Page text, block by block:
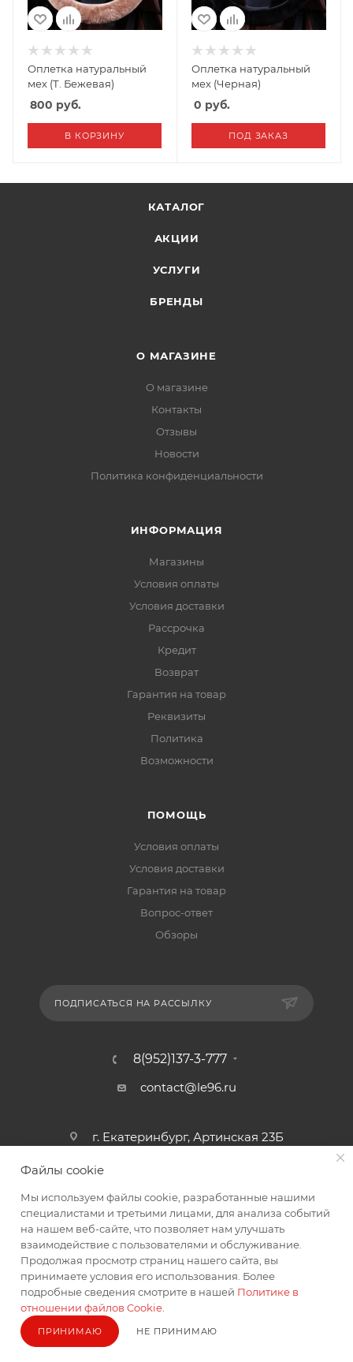
Оплетка натуральный
мех (Т. Бежевая)
800 руб.
В КОРЗИНУ
Оплетка натуральный
мех (Черная)
0 руб.
ПОД ЗАКАЗ
КАТАЛОГ
АКЦИИ
УСЛУГИ
БРЕНДЫ
О МАГАЗИНЕ
О магазине
Контакты
Отзывы
Новости
Политика конфиденциальности
ИНФОРМАЦИЯ
Магазины
Условия оплаты
Условия доставки
Рассрочка
Кредит
Возврат
Гарантия на товар
Реквизиты
Политика
Возможности
ПОМОЩЬ
Условия оплаты
Условия доставки
Гарантия на товар
Вопрос-ответ
Обзоры
ПОДПИСАТЬСЯ НА РАССЫЛКУ
8(952)137-3-777
contact@le96.ru
г. Екатеринбург, Артинская 23Б
2026 © интернет магазин автоаксессуаров
Файлы cookie
Мы используем файлы cookie, разработанные нашими
специалистами и третьими лицами, для анализа событий
на нашем веб-сайте, что позволяет нам улучшать
взаимодействие с пользователями и обслуживание.
Продолжая просмотр страниц нашего сайта, вы
принимаете условия его использования. Более
подробные сведения смотрите в нашей Политике в
отношении файлов Cookie
ПРИНИМАЮ НЕ ПРИНИМАЮ